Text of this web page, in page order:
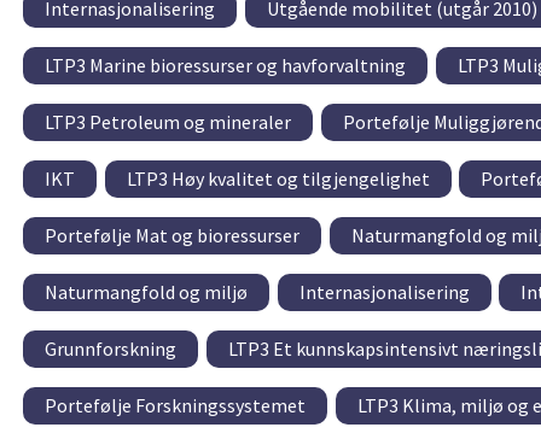
Internasjonalisering Utgående mobilitet (utgår 2010)
LTP3 Marine bioressurser og havforvaltning LTP3
LTP3 Petroleum og mineraler Portefølje
IKT LTP3 Høy kvalitet og tilgjengelighet
Portefølje Mat og bioressurser Naturmangfold og
Naturmangfold og miljø Internasjonalisering
Grunnforskning LTP3 Et kunnskapsintensivt
Portefølje Forskningssystemet LTP3 Klima, miljø og